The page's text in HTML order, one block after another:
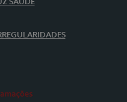
SAÚDE